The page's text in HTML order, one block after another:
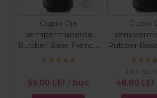
Cupio Oja
semipermanenta
Rubber Base French
Collection - Milky
56,00 LEI / buc
Cupio
Rubber
Collection -
48,80 LEI
PRP: 56,00